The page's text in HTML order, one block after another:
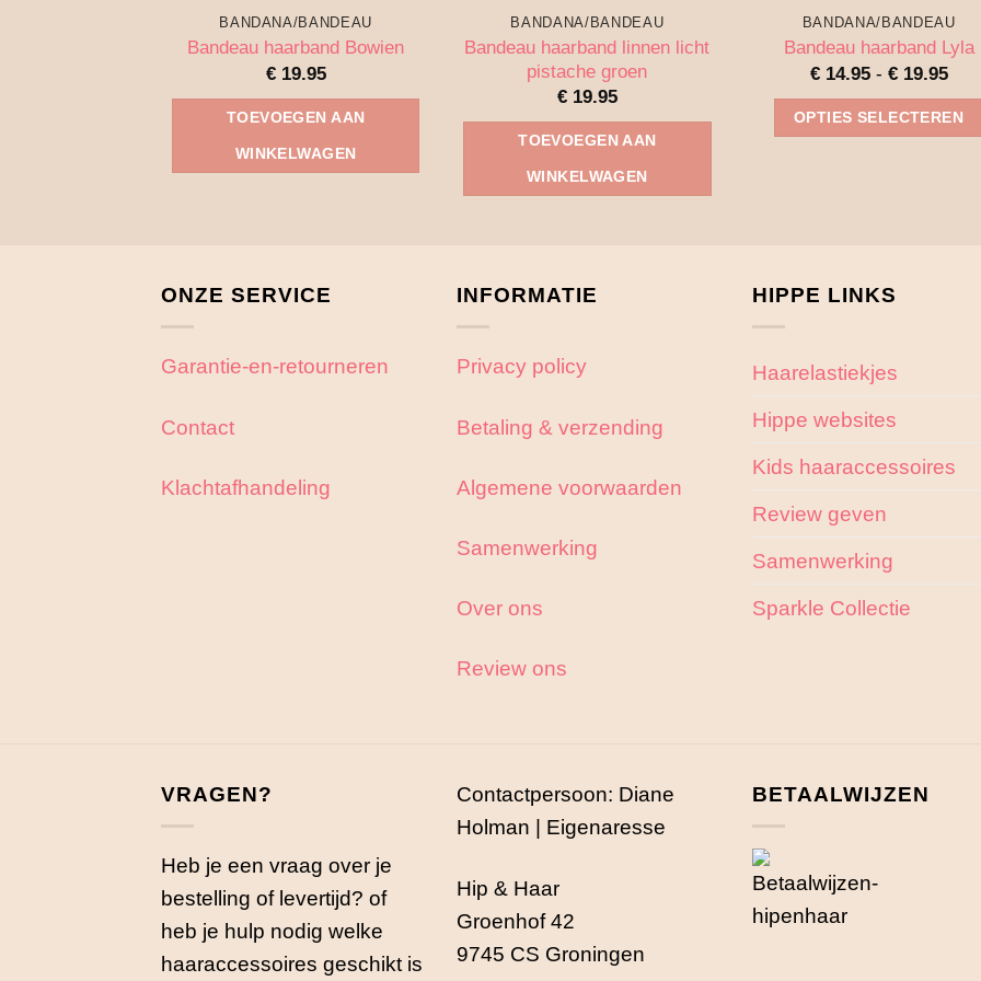
BANDANA/BANDEAU
Bandeau haarband Bowien
€19.95
TOEVOEGEN AAN
WINKELWAGEN
BANDANA/BANDEAU
Bandeau haarband linnen licht
pistache groen
€19.95
TOEVOEGEN AAN
WINKELWAGEN
BANDANA/BANDEAU
Bandeau haarband Lyla
€14.95 - €19.95
tot
€
OPTIES SELECTEREN
Deze
gekozen
worden
de
ONZE SERVICE
Garantie-en-retourneren
Contact
Klachtafhandeling
INFORMATIE
Privacy policy
Betaling & verzending
Algemene voorwaarden
Samenwerking
Over ons
Review ons
HIPPE LINKS
Haarelastiekjes
Hippe websites
Kids haaraccessoires
Review geven
Samenwerking
Sparkle Collectie
VRAGEN?
Heb je een vraag over je
bestelling of levertijd? of
heb je hulp nodig welke
haaraccessoires geschikt is
Contactpersoon: Diane
Holman | Eigenaresse
Hip & Haar
Groenhof 42
9745 CS Groningen
BETAALWIJZEN